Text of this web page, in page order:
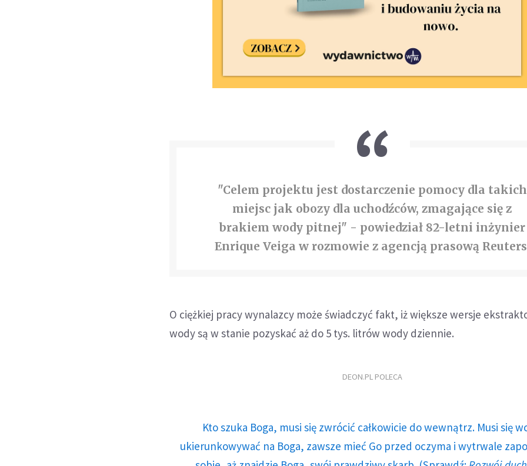
"Celem projektu jest dostarczenie pomocy dla takich
miejsc jak obozy dla uchodźców, zmagające się z
brakiem wody pitnej" - powiedział 82-letni inżynier
Enrique Veiga w rozmowie z agencją prasową
O ciężkiej pracy wynalazcy może świadczyć fakt, iż większe wersje
wody są w stanie pozyskać aż do 5 tys. litrów wody dziennie.
DEON.PL POLECA
Kto szuka Boga, musi się zwrócić całkowicie do wewnątrz. Musi się
ukierunkowywać na Boga, zawsze mieć Go przed oczyma i wytrwale